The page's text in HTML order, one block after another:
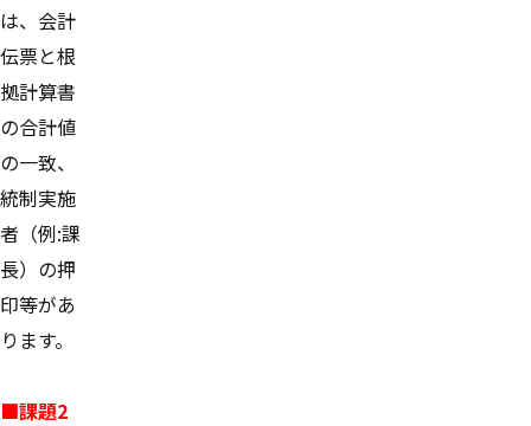
は、会計
伝票と根
拠計算書
の合計値
の一致、
統制実施
者（例:課
長）の押
印等があ
ります。
■課題2